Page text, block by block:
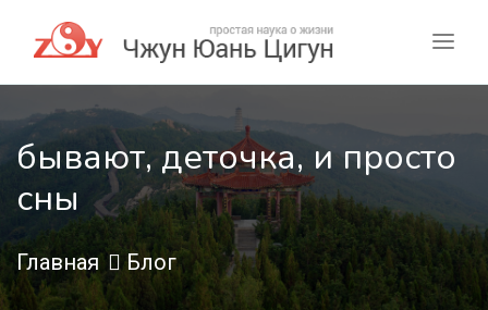
бывают, деточка, и просто
сны
Главная Блог